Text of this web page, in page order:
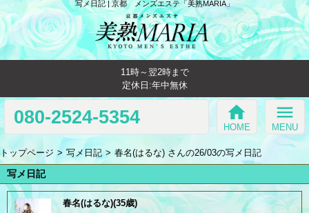
写メ日記 | 京都 メンズエステ「美熟MARIA」
11時～翌2時まで
定休日:年中無休
080-2524-5354 home
HOME
menu
MENU
トップページ 写メ日記 春名(はるな) さんの26/03の写メ日記
写メ日記
春名(はるな)(35歳)